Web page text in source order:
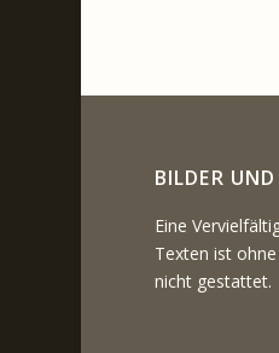
BILDER
Eine
Texten ist
nicht gestattet.